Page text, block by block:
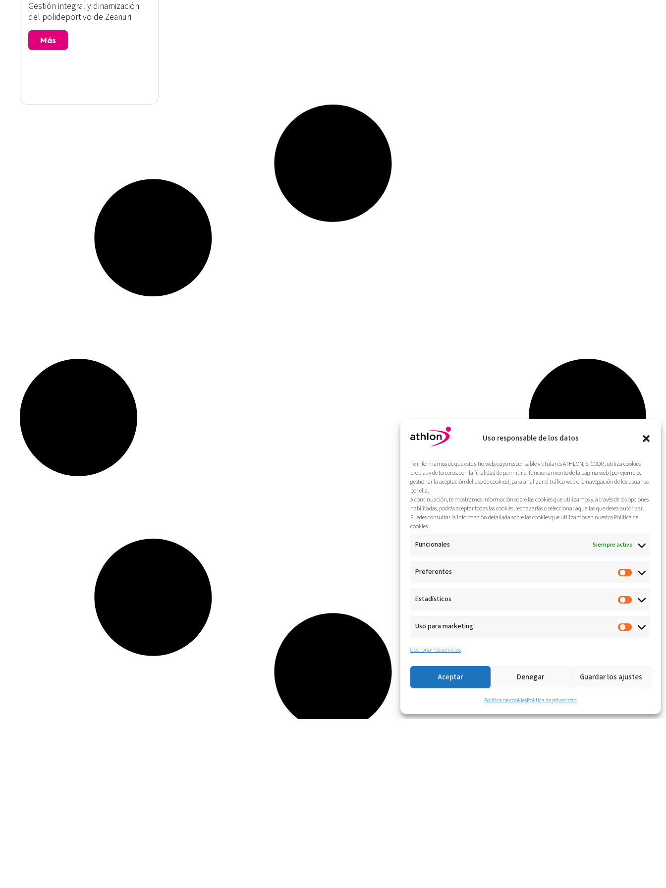
Uso responsable de los datos
Te informamos de que este sitio web, cuyo responsable y titular es ATHLON, S. COOP., utiliza cookies
propias y de terceros, con la finalidad de permitir el funcionamiento de la página web (por ejemplo,
gestionar la aceptación del uso de cookies), para analizar el tráfico web o la navegación de los usuarios
por ella.
A continuación, te mostramos información sobre las cookies que utilizamos y, a través de las opciones
habilitadas, podrás aceptar todas las cookies, rechazarlas o seleccionar aquellas que desea autorizar.
Puedes consultar la información detallada sobre las cookies que utilizamos en nuestra Política de
cookies.
Funcionales Siempre activo
Preferentes
Estadísticos
Uso para marketing
Gestionar los servicios
Aceptar Denegar Guardar los ajustes
Política de cookiesPolítica de privacidad
Gestión integral y dinamización
del polideportivo de Zeanuri
Más